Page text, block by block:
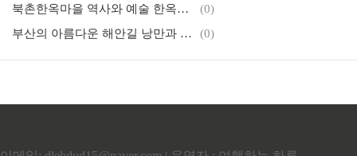
북촌한옥마을 역사와 예술 한옥과 골목의 매력
(0)
부산의 아름다운 해안길 낭만과 문화적 즐거움
(0)